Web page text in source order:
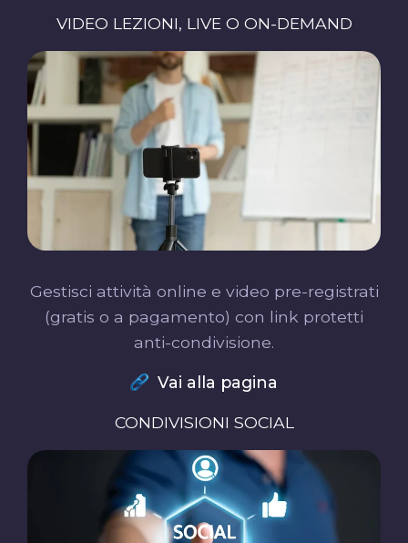
VIDEO LEZIONI, LIVE O ON-DEMAND
Gestisci attività online e video pre-registrati
(gratis o a pagamento) con link protetti
anti-condivisione.
Vai alla pagina
CONDIVISIONI SOCIAL